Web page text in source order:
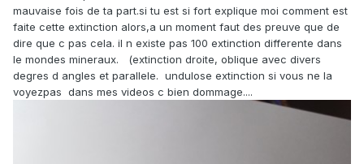
mauvaise fois de ta part.si tu est si fort explique moi comment est
faite cette extinction alors,a un moment faut des preuve que de
dire que c pas cela. il n existe pas 100 extinction differente dans
le mondes mineraux. (extinction droite, oblique avec divers
degres d angles et parallele. undulose extinction si vous ne la
voyezpas dans mes videos c bien dommage....